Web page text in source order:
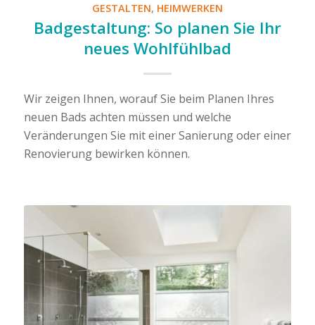
GESTALTEN, HEIMWERKEN
Badgestaltung: So planen Sie Ihr
neues Wohlfühlbad
Wir zeigen Ihnen, worauf Sie beim Planen Ihres
neuen Bads achten müssen und welche
Veränderungen Sie mit einer Sanierung oder einer
Renovierung bewirken können.